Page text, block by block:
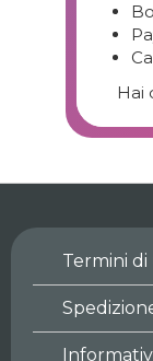
Hai
Termini